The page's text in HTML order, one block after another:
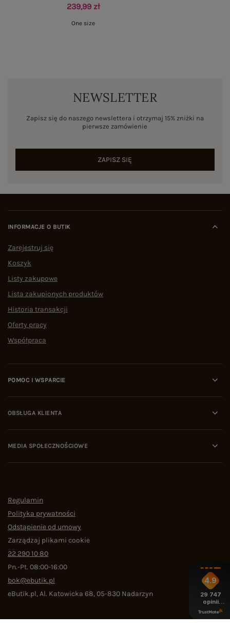
239,99 zł
One size
NEWSLETTER
Zapisz się do naszego newslettera i otrzymaj 15% zniżki na
pierwsze zamówienie
ZAPISZ SIĘ
INFORMACJE O BUTIK
Zarejestruj się
Koszyk
Listy zakupowe
Lista zakupionych produktów
Historia transakcji
Oferty pracy
Współpraca
POMOC I WSPARCIE
OBSŁUGA KLIENTA
MEDIA SPOŁECZNOŚCIOWE
Regulamin
Polityka prywatności
Odstąpienie od umowy
Zarządzaj plikami cookie
22 290 10 80
Pn.-Pt. 08:00-16:00
bok@ebutik.pl
eButik.pl,Al. Katowicka 68,05-830 Nadarzyn
4.9
29 747
opinii
z całego